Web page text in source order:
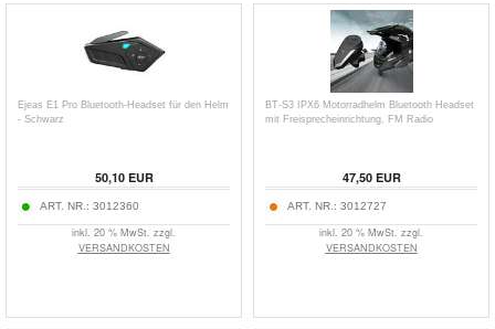
Ejeas E1 Pro Bluetooth-Headset für den Helm
- Schwarz
50,10EUR
ART. NR.: 3012360
inkl. 20 % MwSt. zzgl.
VERSANDKOSTEN
BT-S3 IPX6 Motorradhelm Bluetooth Headset
mit Freisprecheinrichtung, FM Radio
47,50EUR
ART. NR.: 3012727
inkl. 20 % MwSt. zzgl.
VERSANDKOSTEN